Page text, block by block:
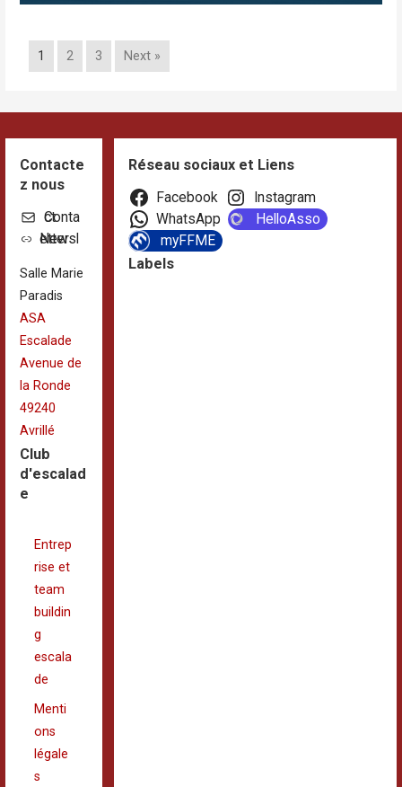
1 2 3 Next »
Contacte
z nous
Contact
Newsletter
Salle Marie
Paradis
ASA
Escalade
Avenue de
la Ronde
49240
Avrillé
Club
d'escalad
e
Entrep
rise et
team
buildin
g
escala
de
Menti
ons
légale
s
Réseau sociaux et Liens
Facebook
Instagram
WhatsApp
HelloAsso
myFFME
Labels